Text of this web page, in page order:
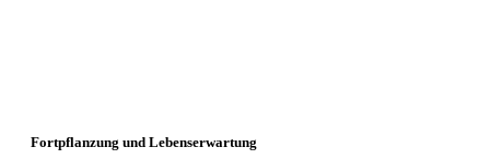
Fortpflanzung und Lebenserwartung